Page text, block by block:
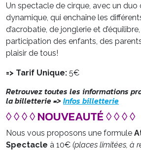
Un spectacle de cirque, avec un duo
dynamique, qui enchaîne les
d’acrobatie, de jonglerie et
participation des enfants, des
plaisir de tous!
=> Tarif Unique: 5€
Retrouvez toutes les informations
la billetterie =>Infos billetterie
◊ ◊ ◊ ◊ NOUVEAUTÉ ◊ ◊ ◊ ◊
Nous vous proposons une formule
Spectacle à 10€ (places limitées, à